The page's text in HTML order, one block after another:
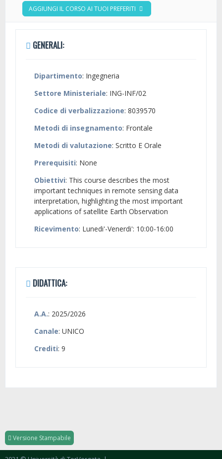
AGGIUNGI IL CORSO AI TUOI PREFERITI
GENERALI:
Dipartimento: Ingegneria
Settore Ministeriale: ING-INF/02
Codice di verbalizzazione: 8039570
Metodi di insegnamento: Frontale
Metodi di valutazione: Scritto E Orale
Prerequisiti: None
Obiettivi: This course describes the most
important techniques in remote sensing data
interpretation, highlighting the most important
applications of satellite Earth Observation
Ricevimento: Lunedi'-Venerdi': 10:00-16:00
DIDATTICA:
A.A.: 2025/2026
Canale: UNICO
Crediti: 9
Versione Stampabile